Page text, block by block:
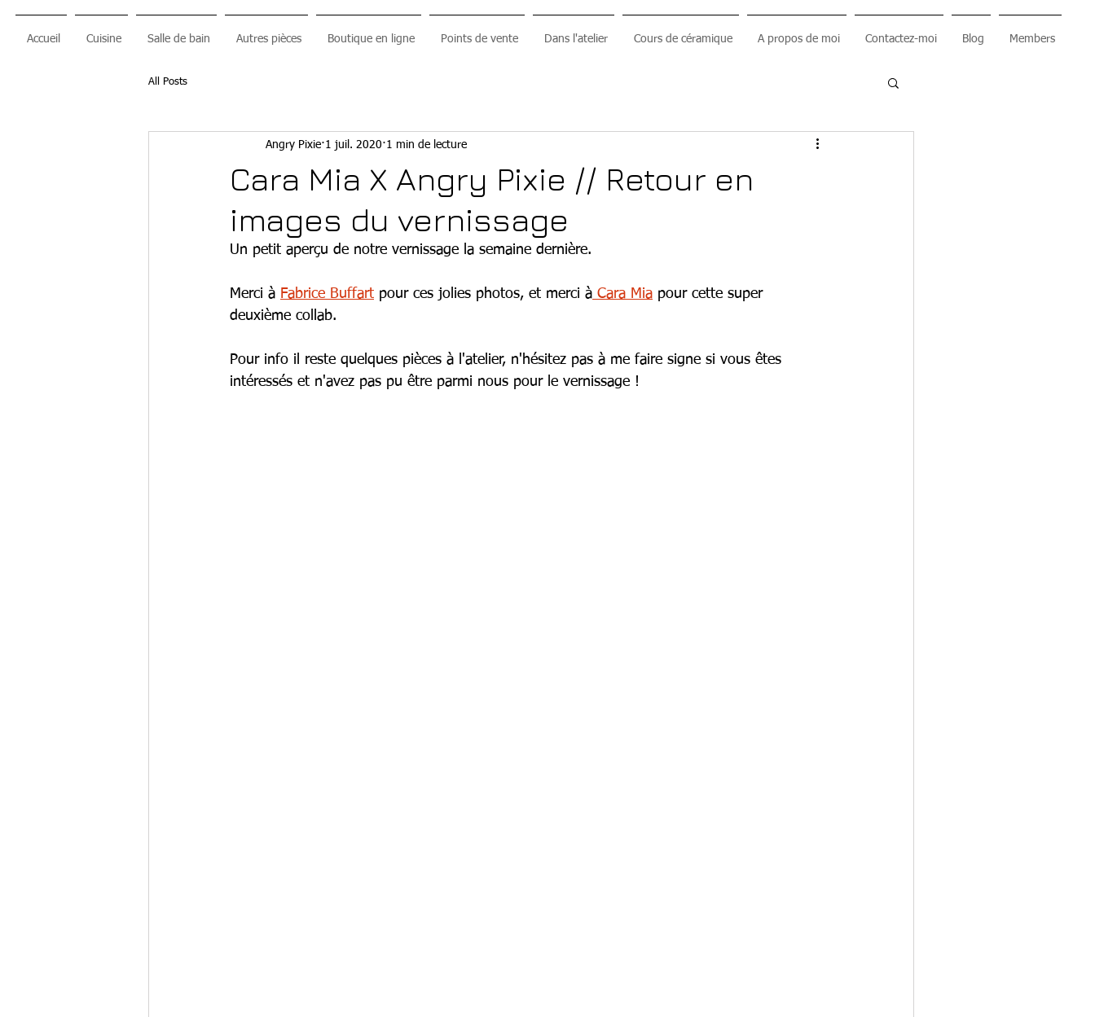
Accueil Cuisine Salle de bain Autres pièces Boutique en ligne Points de vente Dans l'atelier Cours de céramique A propos de moi Contactez-moi Blog Members
All Posts
Cara Mia X Angry Pixie // Retour en
images du vernissage
Angry Pixie 1 juil. 2020 1 min de lecture
Un petit aperçu de notre vernissage la semaine dernière.
Merci à Fabrice Buffart pour ces jolies photos, et merci à Cara Mia pour cette super
deuxième collab.
Pour info il reste quelques pièces à l'atelier, n'hésitez pas à me faire signe si vous êtes
intéressés et n'avez pas pu être parmi nous pour le vernissage !